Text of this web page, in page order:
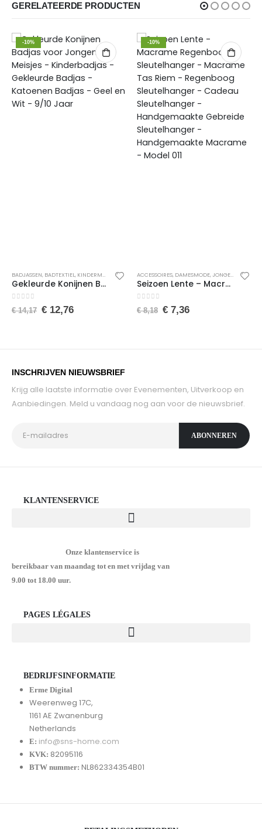
GERELATEERDE PRODUCTEN
LAARZEN,LAARZEN,NIEUWE COLLECTIE SCHOENEN
-10%
BADJASSEN, BADTEXTIEL, KINDERMODE ,MEISJES,ONDERGOED & PYJAMA'S,PYJAMA'S, WONEN
Gekleurde Konijnen Badjas voor Jongens en Meisjes – Kinderbadjas – Gekleurde Badjas – Katoenen Badjas – Geel en Wit – 9/10 Jaar
0 van de 5
€14,17 €12,76
-10%
ACCESSOIRES, DAMESMODE,JONGENS
Seizoen Lente – Macrame Regenboog Sleutelhanger – Macrame Tas Riem – Regenboog Sleutelhanger – Cadeau Sleutelhanger – Handgemaakte Gebreide Sleutelhanger – Handgemaakte Macrame – Model 011
0 van de 5
€8,18 €7,36
INSCHRIJVEN NIEUWSBRIEF
Krijg alle laatste informatie over Evenementen, Uitverkoop en
Aanbiedingen. Meld u vandaag nog aan voor de nieuwsbrief.
KLANTENSERVICE
Onze klantenservice is
bereikbaar van maandag tot en met vrijdag van
9.00 tot 18.00 uur.
PAGES LÉGALES
BEDRIJFSINFORMATIE
Erme Digital
Weerenweg 17C,
1161 AE Zwanenburg
Netherlands
E: info@sns-home.com
KVK: 82095116
BTW nummer: NL862334354B01